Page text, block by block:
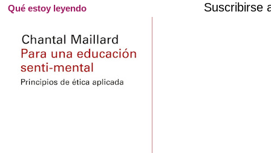
Suscribirse
Qué estoy leyendo